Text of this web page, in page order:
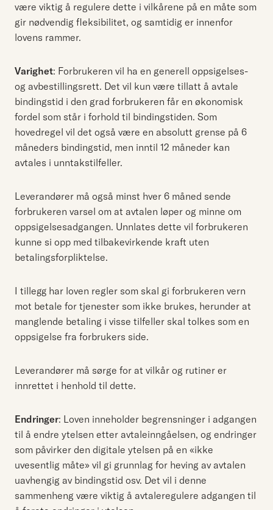
være viktig å regulere dette i vilkårene på en måte som
gir nødvendig fleksibilitet, og samtidig er innenfor
lovens rammer.
Varighet: Forbrukeren vil ha en generell oppsigelses-
og avbestillingsrett. Det vil kun være tillatt å avtale
bindingstid i den grad forbrukeren får en økonomisk
fordel som står i forhold til bindingstiden. Som
hovedregel vil det også være en absolutt grense på 6
måneders bindingstid, men inntil 12 måneder kan
avtales i unntakstilfeller.
Leverandører må også minst hver 6 måned sende
forbrukeren varsel om at avtalen løper og minne om
oppsigelsesadgangen. Unnlates dette vil forbrukeren
kunne si opp med tilbakevirkende kraft uten
betalingsforpliktelse.
I tillegg har loven regler som skal gi forbrukeren vern
mot betale for tjenester som ikke brukes, herunder at
manglende betaling i visse tilfeller skal tolkes som en
oppsigelse fra forbrukers side.
Leverandører må sørge for at vilkår og rutiner er
innrettet i henhold til dette.
Endringer: Loven inneholder begrensninger i adgangen
til å endre ytelsen etter avtaleinngåelsen, og endringer
som påvirker den digitale ytelsen på en «ikke
uvesentlig måte» vil gi grunnlag for heving av avtalen
uavhengig av bindingstid osv. Det vil i denne
sammenheng være viktig å avtaleregulere adgangen til